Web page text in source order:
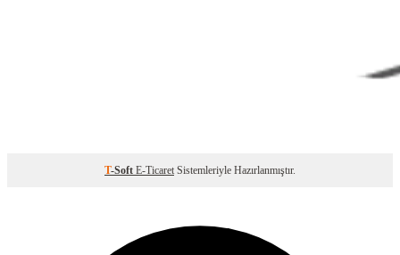
T-Soft E-Ticaret Sistemleriyle Hazırlanmıştır.